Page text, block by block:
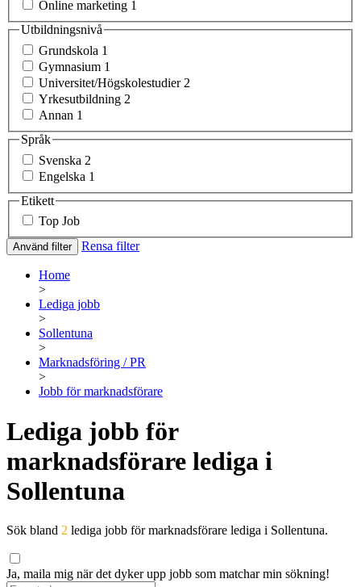
Online marketing 1
Utbildningsnivå
Grundskola 1
Gymnasium 1
Universitet/Högskolestudier 2
Yrkesutbildning 2
Annan 1
Språk
Svenska 2
Engelska 1
Etikett
Top Job
Använd filter Rensa filter
Home
>
Lediga jobb
>
Sollentuna
>
Marknadsföring / PR
>
Jobb för marknadsförare
Lediga jobb för
marknadsförare lediga i
Sollentuna
Sök bland 2 lediga jobb för marknadsförare lediga i Sollentuna.
Ja, maila mig när det dyker upp jobb som matchar min sökning!